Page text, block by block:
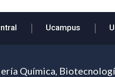
Ucampus
Química,